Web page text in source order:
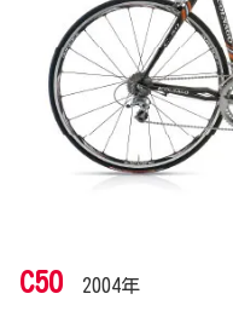
C50 2004年